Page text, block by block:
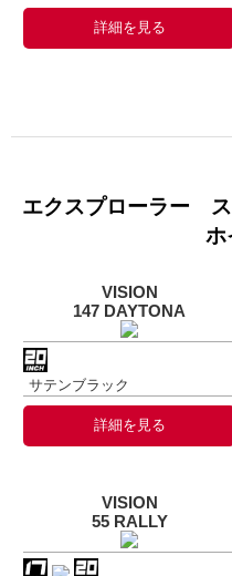
詳細を見る
エクスプローラー
ホ
VISION
147 DAYTONA
サテンブラック
詳細を見る
VISION
55 RALLY